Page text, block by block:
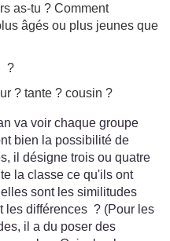
as-tu ? Comment
âgés ou plus jeunes que
?
? tante ? cousin ?
va voir chaque groupe
bien la possibilité de
il désigne trois ou quatre
la classe ce qu'ils ont
sont les similitudes
les différences ? (Pour les
il a du poser des